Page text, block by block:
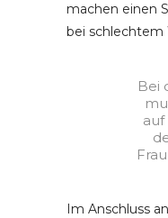
machen einen
bei schlechtem
Bei
auf
Im Anschluss